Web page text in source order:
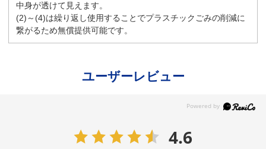
中身が透けて見えます。
(2)～(4)は繰り返し使用することでプラスチックごみの削減に
繋がるため無償提供可能です。
ユーザーレビュー
4.6